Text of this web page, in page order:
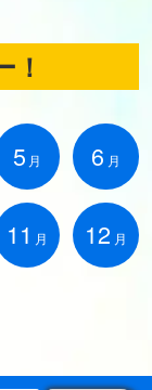
！
5 月 6 月
11 月 12 月